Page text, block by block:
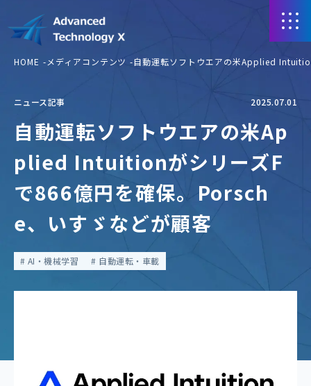
HOME メディアコンテンツ 自動運転ソフトウエアの米Applied
ニュース記事 2025.07.01
自動運転ソフトウエアの米Ap
plied IntuitionがシリーズF
で866億円を確保。Porsch
e、いすゞなどが顧客
AI・機械学習 自動運転・車載